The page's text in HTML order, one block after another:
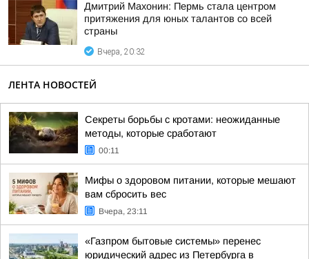
Дмитрий Махонин: Пермь стала центром
притяжения для юных талантов со всей
страны
Вчера, 20:32
ЛЕНТА НОВОСТЕЙ
Секреты борьбы с кротами: неожиданные
методы, которые сработают
00:11
Мифы о здоровом питании, которые мешают
вам сбросить вес
Вчера, 23:11
«Газпром бытовые системы» перенес
юридический адрес из Петербурга в